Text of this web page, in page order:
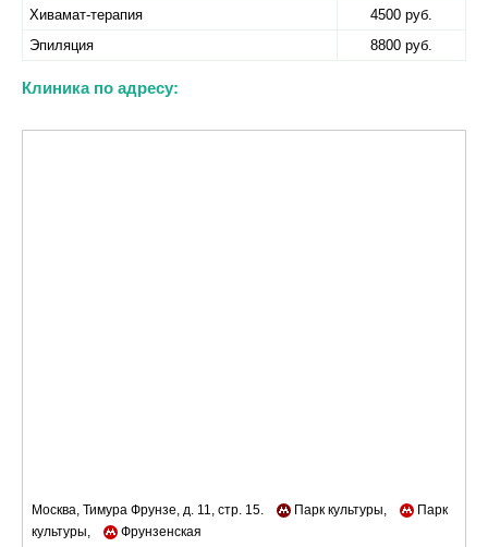
Хивамат-терапия
4500 руб.
Эпиляция
8800 руб.
Клиника по адресу:
Москва, Тимура Фрунзе, д. 11, стр. 15. Парк культуры,
Парк
культуры,
Фрунзенская